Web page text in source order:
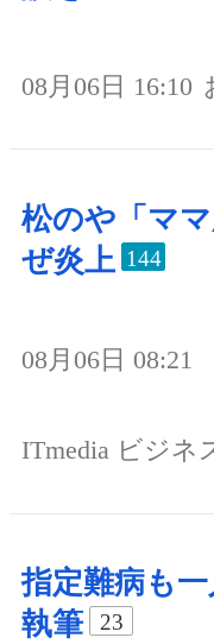
08月06日 16:10
松のや「マ
ぜ炎上 144
08月06日 08:21
ITmedia ビジネ
指定難病も
執筆
23